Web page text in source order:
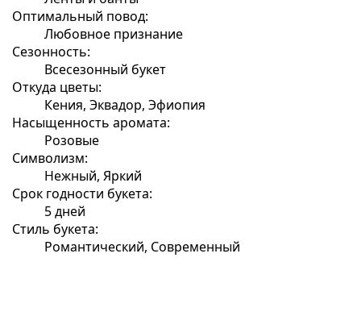
Оптимальный повод:
Любовное признание
Сезонность:
Всесезонный букет
Откуда цветы:
Кения, Эквадор, Эфиопия
Насыщенность аромата:
Розовые
Символизм:
Нежный, Яркий
Срок годности букета:
5 дней
Стиль букета:
Романтический, Современный